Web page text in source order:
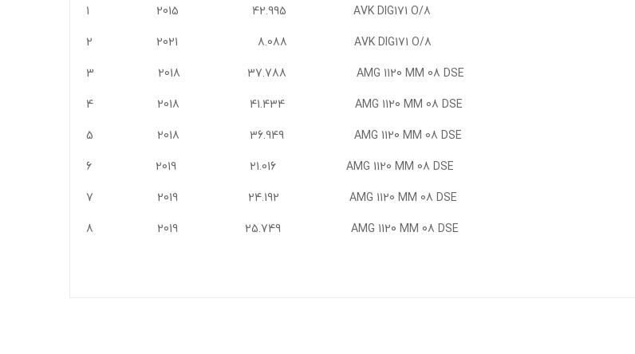
1 2015 42.995 AVK DIG171 O/8
2 2021 8.088 AVK DIG171 O/8
3 2018 37.788 AMG 1120 MM 08 DSE
4 2018 41.434 AMG 1120 MM 08 DSE
5 2018 36.949 AMG 1120 MM 08 DSE
6 2019 21.016 AMG 1120 MM 08 DSE
7 2019 24.192 AMG 1120 MM 08 DSE
8 2019 25.749 AMG 1120 MM 08 DSE